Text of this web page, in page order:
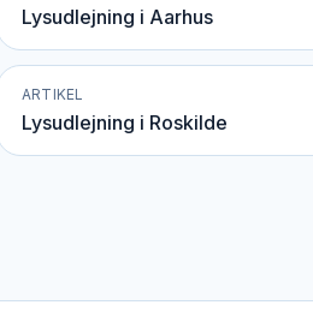
Lysudlejning i Aarhus
ARTIKEL
Lysudlejning i Roskilde